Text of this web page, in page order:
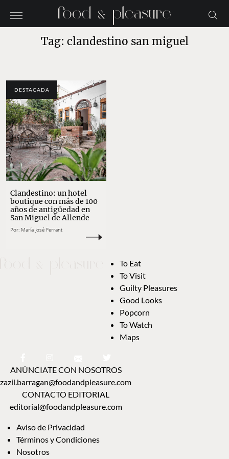
Tag: clandestino san miguel
DESTACADA
Clandestino: un hotel
boutique con más de 100
años de antigüedad en
San Miguel de Allende
Por: María José Ferrant
To Eat
To Visit
Guilty Pleasures
Good Looks
Popcorn
To Watch
Maps
ANÚNCIATE CON NOSOTROS
zazil.barragan@foodandpleasure.com
CONTACTO EDITORIAL
editorial@foodandpleasure.com
Aviso de Privacidad
Términos y Condiciones
Nosotros